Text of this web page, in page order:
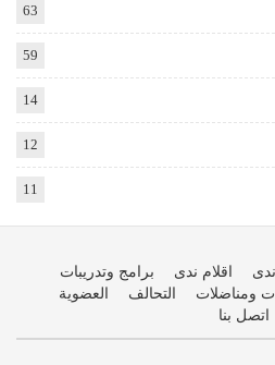
63
59
14
12
11
اقلام ندى
برامج وتدريبات
ومناضلات التحالف
العضوية
اتصل بنا